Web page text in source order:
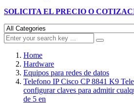
SOLICITA EL PRECIO O
Home
Hardware
Equipos para redes de datos
Telefono IP Cisco CP 8841 K9
configurar claves para admitir
de 5 en